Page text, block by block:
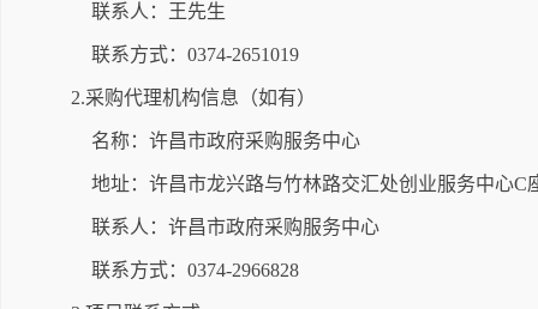
联系人：王先生
联系方式：0374-2651019
2.采购代理机构信息（如有）
名称：许昌市政府采购服务中心
地址：许昌市龙兴路与竹林路交汇处创业服务中心C
联系人：许昌市政府采购服务中心
联系方式：0374-2966828